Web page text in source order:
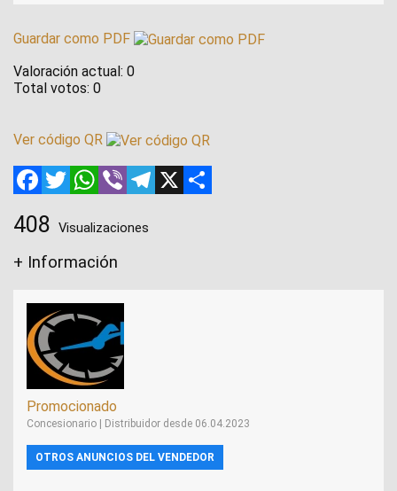
Guardar como PDF
Valoración actual: 0
Total votos: 0
Ver código QR
Facebook
TwitterWhatsApp
Viber Telegram
408 Visualizaciones
+ Información
Promocionado
Concesionario | Distribuidor desde 06.04.2023
OTROS ANUNCIOS DEL VENDEDOR